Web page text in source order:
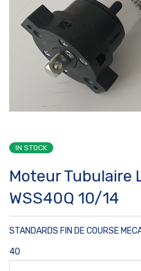
IN STOCK
Moteur Tubulaire
WSS40Q 10/14
STANDARDS FIN DE COURSE
40